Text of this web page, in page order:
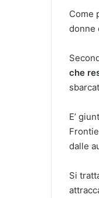
Come
donne
che
E’
dalle
Si